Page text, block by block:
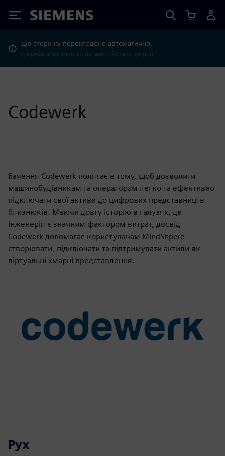
Siemens
Цю сторінку перекладено автоматично.
Перейти натомість до англійської версії?
Codewerk
Бачення Codewerk полягає в тому, щоб дозволити
машинобудівникам та операторам легко та ефективно
підключати свої активи до цифрових представництв
близнюків. Маючи довгу історію в галузях, де
інженерія є значним фактором витрат, досвід
Codewerk допомагає користувачам MindShpere
створювати, підключати та підтримувати активи як
віртуальні хмарні представлення.
Рух